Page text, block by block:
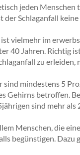
jeden Menschen
der Schlaganfall
vielmehr im
40 Jahren. Richtig
zu
sind mindestens 5
Gehirns betroffen.
sind mehr
Menschen, die
begünstigen. Dazu